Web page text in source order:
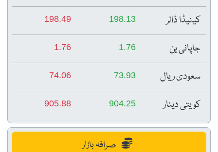
کینیڈا ڈالر 198.13
198.49
جاپانی ین 1.76
1.76
سعودی ریال 73.93
74.06
کویتی دینار 904.25
905.88
صرافہ بازار